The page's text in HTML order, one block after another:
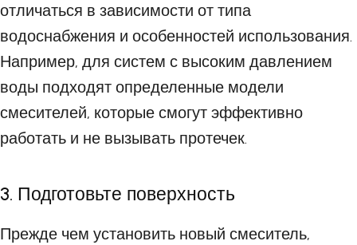
отличаться в зависимости от типа
водоснабжения и особенностей использования.
Например, для систем с высоким давлением
воды подходят определенные модели
смесителей, которые смогут эффективно
работать и не вызывать протечек.
3. Подготовьте поверхность
Прежде чем установить новый смеситель,